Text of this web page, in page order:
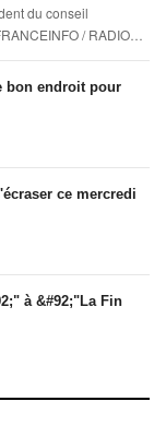
du conseil
/ RADIO
bon endroit pour
ce mercredi
à &#92;"La Fin